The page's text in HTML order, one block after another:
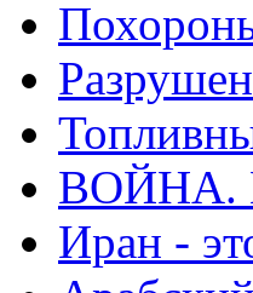
ВОЙНА.
Иран -